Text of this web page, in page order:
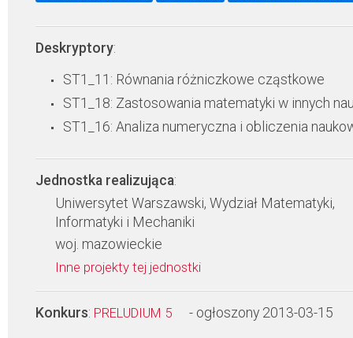
Deskryptory:
ST1_11: Równania różniczkowe cząstkowe
ST1_18: Zastosowania matematyki w innych
ST1_16: Analiza numeryczna i obliczenia
Jednostka realizująca:
Uniwersytet Warszawski, Wydział Matematyki,
Informatyki i Mechaniki
woj. mazowieckie
Inne projekty tej jednostki
Konkurs: PRELUDIUM 5 - ogłoszony 2013-03-15